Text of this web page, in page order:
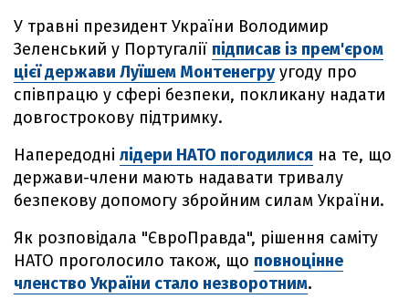
У травні президент України Володимир
Зеленський у Португалії підписав із прем'єром
цієї держави Луїшем Монтенегруугоду про
співпрацю у сфері безпеки, покликану надати
довгострокову підтримку.
Напередодні лідери НАТО погодилися на те, що
держави-члени мають надавати тривалу
безпекову допомогу збройним силам України.
Як розповідала "ЄвроПравда", рішення саміту
НАТО проголосило також, що повноцінне
членство України стало незворотним.